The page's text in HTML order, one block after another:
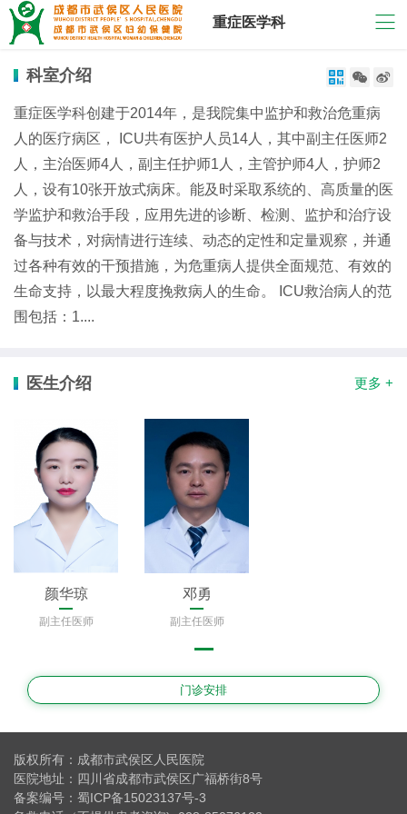
重症医学科
科室介绍   
重症医学科创建于2014年，是我院集中监护和救治危重病
人的医疗病区， ICU共有医护人员14人，其中副主任医师2
人，主治医师4人，副主任护师1人，主管护师4人，护师2
人，设有10张开放式病床。能及时采取系统的、高质量的医
学监护和救治手段，应用先进的诊断、检测、监护和治疗设
备与技术，对病情进行连续、动态的定性和定量观察，并通
过各种有效的干预措施，为危重病人提供全面规范、有效的
生命支持，以最大程度挽救病人的生命。 ICU救治病人的范
围包括：1....
医生介绍 更多 +
颜华琼
副主任医师
邓勇
副主任医师
门诊安排
版权所有：成都市武侯区人民医院
医院地址：四川省成都市武侯区广福桥街8号
备案编号： 蜀ICP备15023137号-3